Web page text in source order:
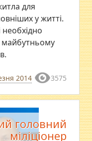
для
у житті.
майбутньому
2014 3575
головний
міліціонер